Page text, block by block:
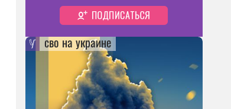
сво на украине